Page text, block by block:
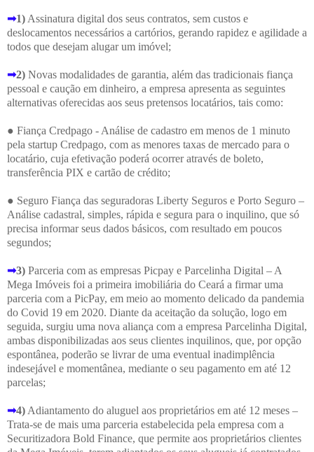
➟1) Assinatura digital dos seus contratos, sem custos e
deslocamentos necessários a cartórios, gerando rapidez e agilidade a
todos que desejam alugar um imóvel;
➟2) Novas modalidades de garantia, além das tradicionais fiança
pessoal e caução em dinheiro, a empresa apresenta as seguintes
alternativas oferecidas aos seus pretensos locatários, tais como:
● Fiança Credpago - Análise de cadastro em menos de 1 minuto
pela startup Credpago, com as menores taxas de mercado para o
locatário, cuja efetivação poderá ocorrer através de boleto,
transferência PIX e cartão de crédito;
● Seguro Fiança das seguradoras Liberty Seguros e Porto Seguro –
Análise cadastral, simples, rápida e segura para o inquilino, que só
precisa informar seus dados básicos, com resultado em poucos
segundos;
➟3) Parceria com as empresas Picpay e Parcelinha Digital – A
Mega Imóveis foi a primeira imobiliária do Ceará a firmar uma
parceria com a PicPay, em meio ao momento delicado da pandemia
do Covid 19 em 2020. Diante da aceitação da solução, logo em
seguida, surgiu uma nova aliança com a empresa Parcelinha Digital,
ambas disponibilizadas aos seus clientes inquilinos, que, por opção
espontânea, poderão se livrar de uma eventual inadimplência
indesejável e momentânea, mediante o seu pagamento em até 12
parcelas;
➟4) Adiantamento do aluguel aos proprietários em até 12 meses –
Trata-se de mais uma parceria estabelecida pela empresa com a
Securitizadora Bold Finance, que permite aos proprietários clientes